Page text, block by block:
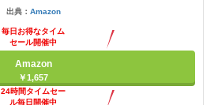
出典： Amazon
毎日お得なタイム
セール開催中
Amazon
￥1,657
24時間タイムセー
ル毎日開催中